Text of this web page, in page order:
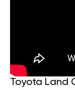
Toyota Land